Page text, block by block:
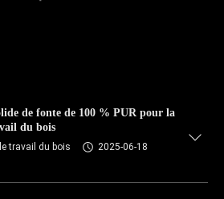
de fonte de 100 % PUR pour la
du bois
travail du bois
2025-06-18